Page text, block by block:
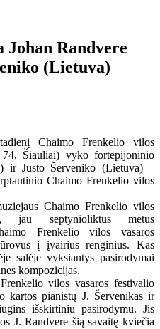
Johan Randvere
(Lietuva)
Chaimo Frenkelio vilos
Šiauliai) vyko fortepijoninio
ir Justo Šerveniko (Lietuva) –
Chaimo Frenkelio vilos
Chaimo Frenkelio vilos
jau septynioliktus metus
Frenkelio vilos vasaros
į įvairius renginius. Kas
salėje vyksiantys pasirodymai
kompozicijas.
vilos vasaros festivalio
kartos pianistų J. Šervenikas ir
išskirtiniu pasirodymu. Jis
J. Randvere šią savaitę kviečia